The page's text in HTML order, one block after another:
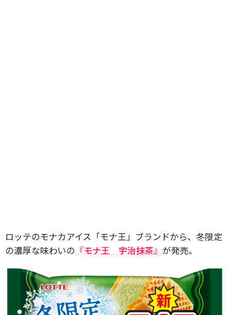
ロッテのモナカアイス「モナ王」ブランドから、冬限定
の濃厚な味わいの 『モナ王 宇治抹茶』 が発売。